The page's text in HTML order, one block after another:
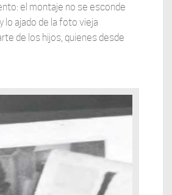
el montaje no se esconde
lo ajado de la foto vieja
de los hijos, quienes desde